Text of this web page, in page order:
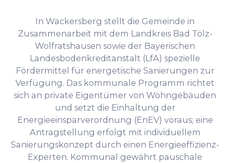
In Wackersberg stellt die Gemeinde in
Zusammenarbeit mit dem Landkreis Bad Tölz-
Wolfratshausen sowie der Bayerischen
Landesbodenkreditanstalt (LfA) spezielle
Fördermittel für energetische Sanierungen zur
Verfügung. Das kommunale Programm richtet
sich an private Eigentümer von Wohngebäuden
und setzt die Einhaltung der
Energieeinsparverordnung (EnEV) voraus; eine
Antragstellung erfolgt mit individuellem
Sanierungskonzept durch einen Energieeffizienz-
Experten. Kommunal gewährt pauschale